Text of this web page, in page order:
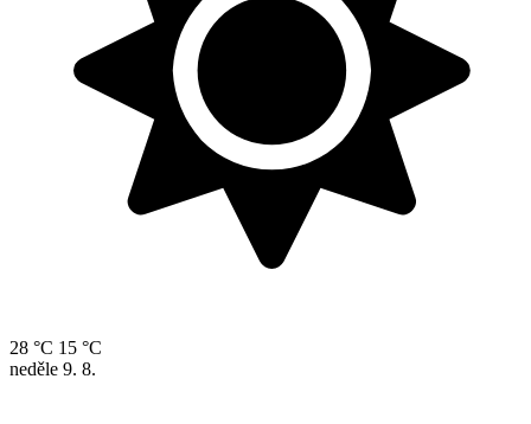
28 °C 15 °C
neděle 9. 8.